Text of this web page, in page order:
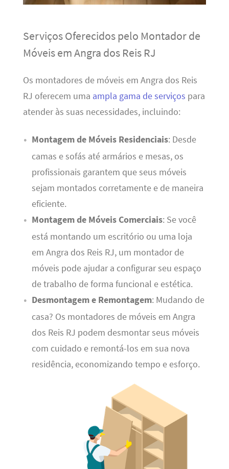
Serviços Oferecidos pelo Montador de
Móveis em Angra dos Reis RJ
Os montadores de móveis em Angra dos Reis
RJ oferecem uma ampla gama de serviços para
atender às suas necessidades, incluindo:
Montagem de Móveis Residenciais: Desde
camas e sofás até armários e mesas, os
profissionais garantem que seus móveis
sejam montados corretamente e de maneira
eficiente.
Montagem de Móveis Comerciais: Se você
está montando um escritório ou uma loja
em Angra dos Reis RJ, um montador de
móveis pode ajudar a configurar seu espaço
de trabalho de forma funcional e estética.
Desmontagem e Remontagem: Mudando de
casa? Os montadores de móveis em Angra
dos Reis RJ podem desmontar seus móveis
com cuidado e remontá-los em sua nova
residência, economizando tempo e esforço.